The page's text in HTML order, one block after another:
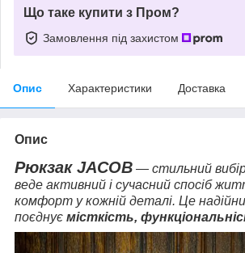
Що таке купити з Пром?
Замовлення під захистом
Опис Характеристики Доставка
Опис
Рюкзак JACOB — стильний
веде активний і сучасний спосіб
комфорт у кожній деталі. Це
поєднує місткість,